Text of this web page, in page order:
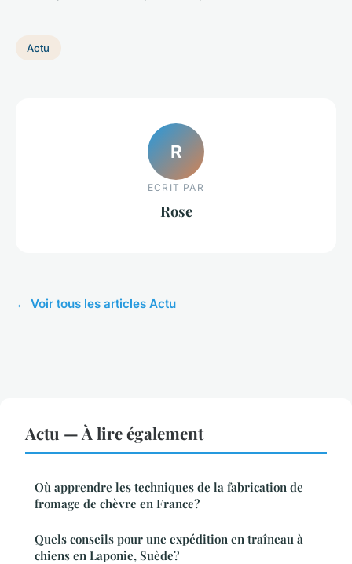
Actu
R
ECRIT PAR
Rose
← Voir tous les articles Actu
Actu — À lire également
Où apprendre les techniques de la fabrication de
fromage de chèvre en France?
Quels conseils pour une expédition en traîneau à
chiens en Laponie, Suède?